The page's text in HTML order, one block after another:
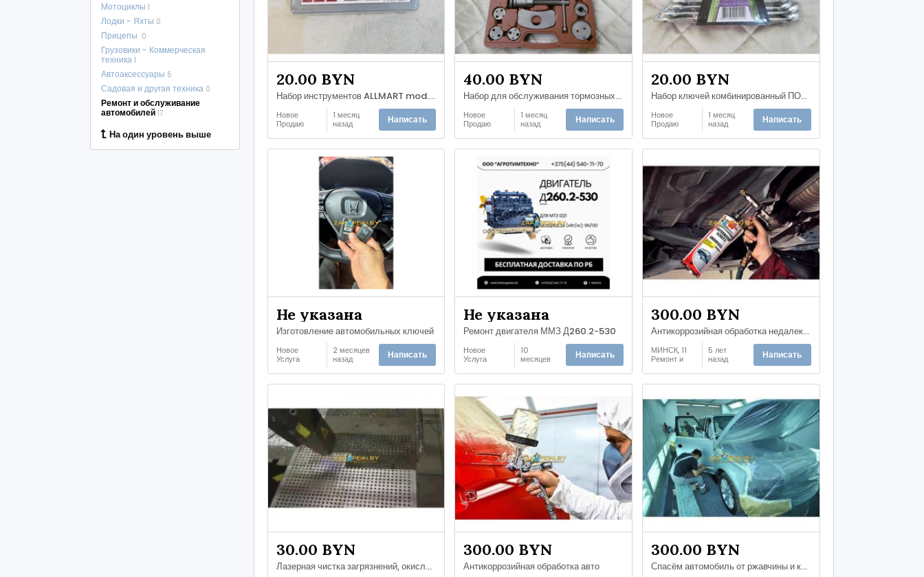
Мотоциклы 1
Лодки - Яхты 0
Прицепы 0
Грузовики - Коммерческая
техника 1
Автоаксессуары 5
Садовая и другая техника 0
Ремонт и обслуживание
автомобилей 17
На один уровень выше
20.00 BYN
Набор инструментов ALLMART mod.MUH235231, 40 предметов
Новое
Продаю
1 месяц
назад
Написать
40.00 BYN
Набор для обслуживания тормозных цилиндров (13 предметов)
Новое
Продаю
1 месяц
назад
Написать
20.00 BYN
Набор ключей комбинированный ПОМОЩНИК модель 5124МР (Индия) (6 - 19 мм., 12 предметов)
Новое
Продаю
1 месяц
назад
Написать
Не указана
Изготовление автомобильных ключей
Новое
Услуга
2 месяцев
назад
Написать
Не указана
Ремонт двигателя ММЗ Д260.2-530
Новое
Услуга
10
месяцев
Написать
300.00 BYN
Антикоррозийная обработка недалеко от Некрасова
МИНСК, 11
Ремонт и
ие
автомобиле
5 лет
назад
Написать
30.00 BYN
Лазерная чистка загрязнений, окислений
300.00 BYN
Антикоррозийная обработка авто
300.00 BYN
Спасём автомобиль от ржавчины и коррозии